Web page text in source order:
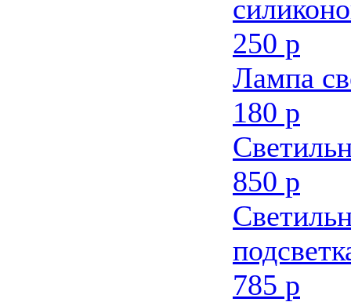
250 р
Лампа
180 р
850 р
785 р